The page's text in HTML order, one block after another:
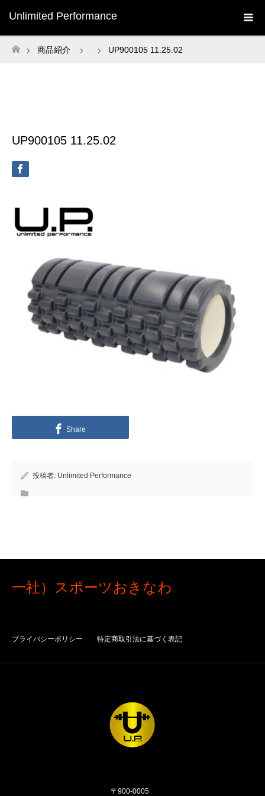
Unlimited Performance
ホーム
商品紹介 UP900105 11.25.02
UP900105 11.25.02
Share
投稿者: Unlimited Performance
一社）スポーツおきなわ
プライバシーポリシー 特定商取引法に基づく表記
〒900-0005